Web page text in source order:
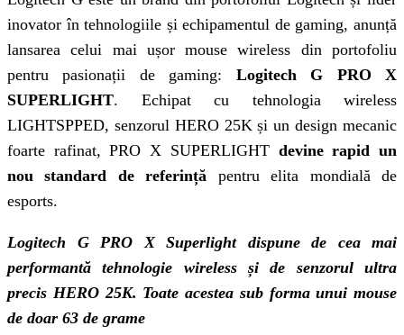
inovator în tehnologiile și echipamentul de gaming, anunță
lansarea celui mai ușor mouse wireless din portofoliu
pentru pasionații de gaming: Logitech G PRO X
SUPERLIGHT. Echipat cu tehnologia wireless
LIGHTSPPED, senzorul HERO 25K și un design mecanic
foarte rafinat, PRO X SUPERLIGHT devine rapid un
nou standard de referință pentru elita mondială de
esports.
Logitech G PRO X Superlight dispune de cea mai
performantă tehnologie wireless și de senzorul ultra
precis HERO 25K. Toate acestea sub forma unui mouse
de doar 63 de grame